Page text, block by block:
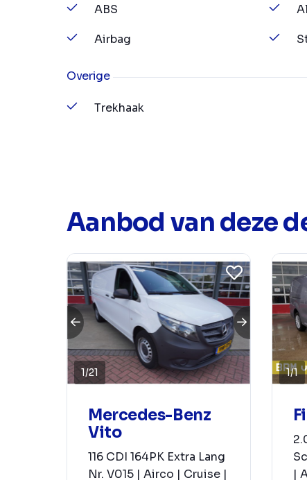
ABS
Airbag
Overige
Trekhaak
Aanbod van deze
1/21
Mercedes-Benz
Vito
116 CDI 164PK Extra Lang
Nr. V015 | Airco | Cruise |
1/1
|